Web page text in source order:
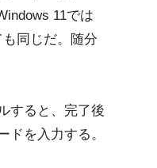
11では
同じだ。随分
すると、完了後
ドを入力する。